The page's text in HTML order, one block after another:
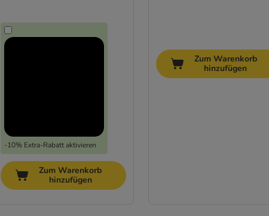
-10% Extra-Rabatt aktivieren
Zum Warenkorb
hinzufügen
Zum Warenkorb
hinzufügen